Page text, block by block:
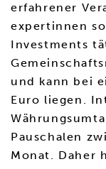
erfahrener
expertinnen
Investments
und kann bei
Euro liegen.
Pauschalen
Monat. Daher